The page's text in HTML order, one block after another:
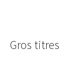
Gros titres